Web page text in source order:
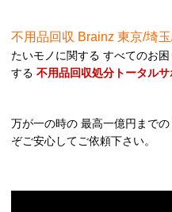
不用品回収 Brainz 東京/埼
たいモノに関する すべてのお
する 不用品回収処分トータル
万が一の時の 最高一億円までの
ぞご安心してご依頼下さい。